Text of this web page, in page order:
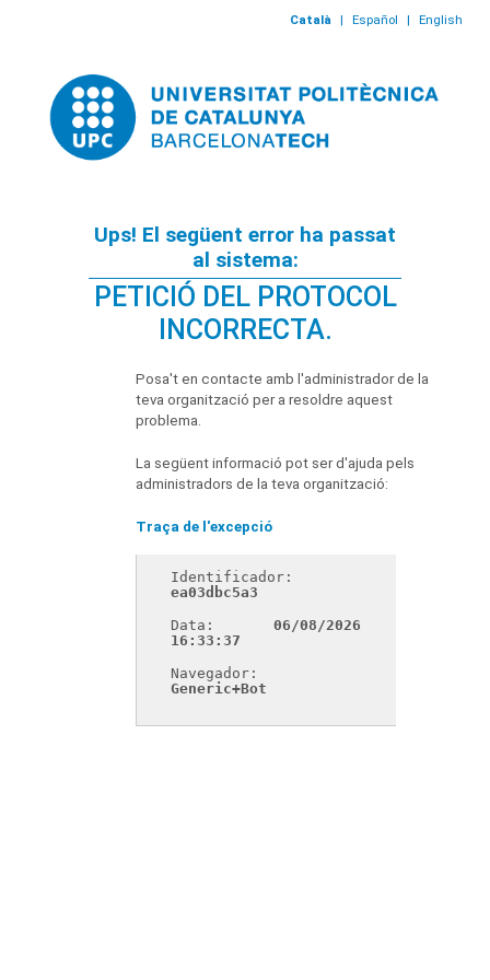
Català | Español | English
Ups! El següent error ha passat
al sistema:
PETICIÓ DEL PROTOCOL
INCORRECTA.
Posa't en contacte amb l'administrador de la
teva organització per a resoldre aquest
problema.
La següent informació pot ser d'ajuda pels
administradors de la teva organització:
Traça de l'excepció
ea03dbc5a3
Data:
06/08/2026
16:33:37
Generic+Bot